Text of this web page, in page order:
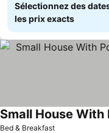
Sélectionnez des
les prix exacts
Bed & Breakfast